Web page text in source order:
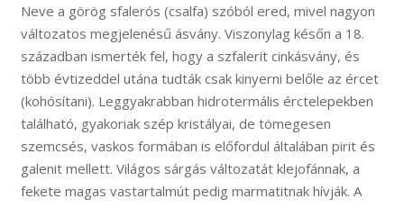
Neve a görög sfalerós (csalfa) szóból ered, mivel nagyon
változatos megjelenésű ásvány. Viszonylag későn a 18.
században ismerték fel, hogy a szfalerit cinkásvány, és
több évtizeddel utána tudták csak kinyerni belőle az ércet
(kohósítani). Leggyakrabban hidrotermális érctelepekben
található, gyakoriak szép kristályai, de tömegesen
szemcsés, vaskos formában is előfordul általában pirit és
galenit mellett. Világos sárgás változatát klejofánnak, a
fekete magas vastartalmút pedig marmatitnak hívják. A